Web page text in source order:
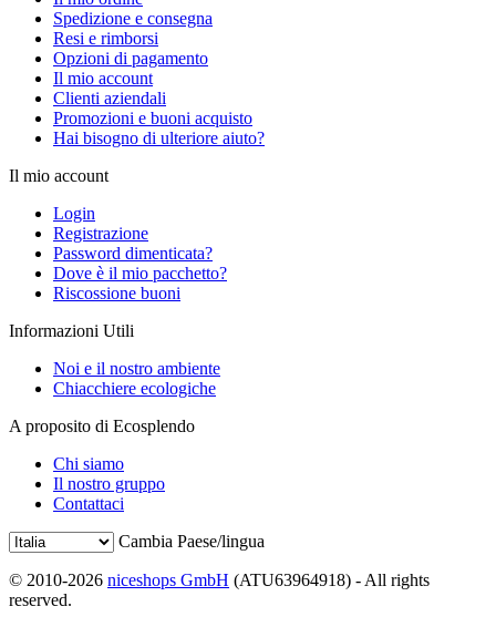
Spedizione e consegna
Resi e rimborsi
Opzioni di pagamento
Il mio account
Clienti aziendali
Promozioni e buoni acquisto
Hai bisogno di ulteriore aiuto?
Il mio account
Login
Registrazione
Password dimenticata?
Dove è il mio pacchetto?
Riscossione buoni
Informazioni Utili
Noi e il nostro ambiente
Chiacchiere ecologiche
A proposito di Ecosplendo
Chi siamo
Il nostro gruppo
Contattaci
Cambia Paese/lingua
© 2010-2026 niceshops GmbH (ATU63964918) - All rights
reserved.